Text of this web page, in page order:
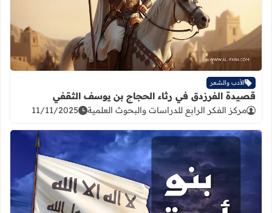
اقرأ المزيد عن قصيدة الفرزدق في
الأدب والشعر
قصيدة الفرزدق في رثاء الحجاج بن يوسف الثقفي
مركز الفكر الرابع للدراسات والبحوث العلمية 11/11/2025
اقرأ المزيد عن قصيدة : بنو أمية